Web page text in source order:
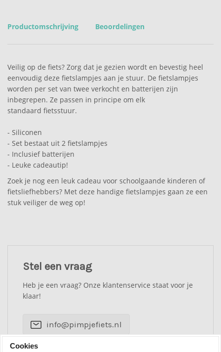
Productomschrijving Beoordelingen
Veilig op de fiets? Zorg dat je gezien wordt en bevestig heel
eenvoudig deze fietslampjes aan je stuur. De fietslampjes
worden per set van twee verkocht en batterijen zijn
inbegrepen. Ze passen in principe om elk
standaard fietsstuur.
- Siliconen
- Set bestaat uit 2 fietslampjes
- Inclusief batterijen
- Leuke cadeautip!
Zoek je nog een leuk cadeau voor schoolgaande kinderen of
fietsliefhebbers? Met deze handige fietslampjes gaan ze een
stuk veiliger de weg op!
Stel een vraag
Heb je een vraag? Onze klantenservice staat voor je
klaar!
info@pimpjefiets.nl
Cookies